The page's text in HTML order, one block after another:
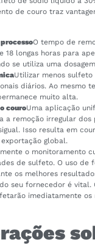
de couro traz
O tempo de
18 longas horas para
se utiliza uma
Utilizar menos
diários. Ao mesmo
muito alta.
couroUma aplicação
a remoção irregular dos
Isso resulta em
global.
o monitoramento
de sulfeto. O uso de
os melhores
seu fornecedor é vital.
imediatamente